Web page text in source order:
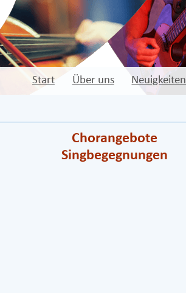
Start Über uns Neuigkeiten
Chorangebote
Singbegegnungen